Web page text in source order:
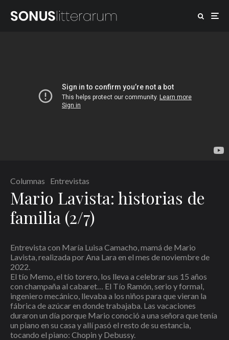
Columnas Entrevistas
Mario Lavista: historias de
familia (2/7)
Entrevista con María Luisa Camacho, mamá de Mario
Lavista, realizada por Ana Lara en el mes de noviembre de
2022.
El tío Memo, el tío torero, los lleva a celebrar sus 15 años
con champaña al cabaret… El Tío Ramón, serio y formal,
ingeniero mecánico, llevaba a los niños para que vieran la
fábrica de azúcar en donde trabajaba. Las vacaciones
duraron un día porque Mario conoció a una señora que tenía
un piano en su casa y allí pasó el resto de su estancia,
tocando el piano: Chopin y Debussy.